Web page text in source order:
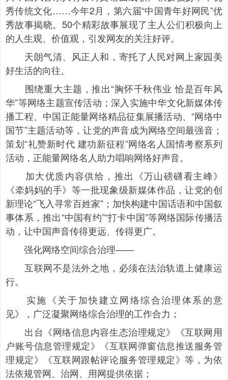
秀传统文化……今年2月，第六届“中国青年好网民”优
秀故事揭晓。50个精彩故事展现了主人公们积极向上
的人生观、价值观，引发网友的关注好评。
天朗气清、风正人和，寄托了人民对网上家园美
好生活的向往。
围绕重大主题，推出“胸怀千秋伟业 恰是百年风
华”等网络主题宣传活动；深入实施中华文化新媒体传
播工程、中国正能量网络精品征集展播活动、“网络中
国节”主题活动等，让党的声音成为网络空间最强音；
策划“礼赞新时代 建功新征程”网络名人国情考察系列
活动，正能量网络名人助力唱响网络好声音。
加大优质内容供给，推出《万山磅礴看主峰》
《牵妈妈的手》等一批现象级新媒体作品，让党的创
新理论“飞入寻常百姓家”；加快构建中国话语和中国叙
事体系，推出“中国有约”“打卡中国”等网络国际传播活
动，让中国声音传得更远、传得更广。
强化网络空间综合治理——
互联网不是法外之地，必须在法治轨道上健康运
行。
实施《关于加快建立网络综合治理体系的意
见》，广泛凝聚网络综合治理的工作合力；
出台《网络信息内容生态治理规定》《互联网用
户账号信息管理规定》《互联网弹窗信息推送服务管
理规定》《互联网跟帖评论服务管理规定》等，为依
法依规管网、治网、用网提供依据；